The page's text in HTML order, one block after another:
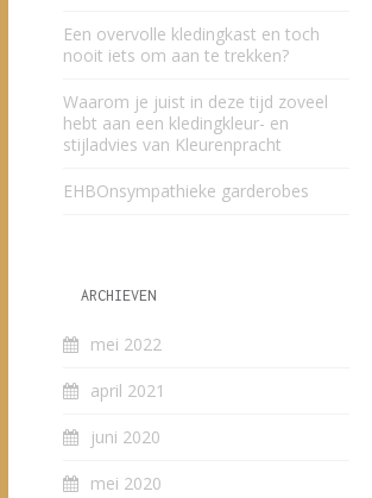
Een overvolle kledingkast en toch
nooit iets om aan te trekken?
Waarom je juist in deze tijd zoveel
hebt aan een kledingkleur- en
stijladvies van Kleurenpracht
EHBOnsympathieke garderobes
ARCHIEVEN
mei 2022
april 2021
juni 2020
mei 2020